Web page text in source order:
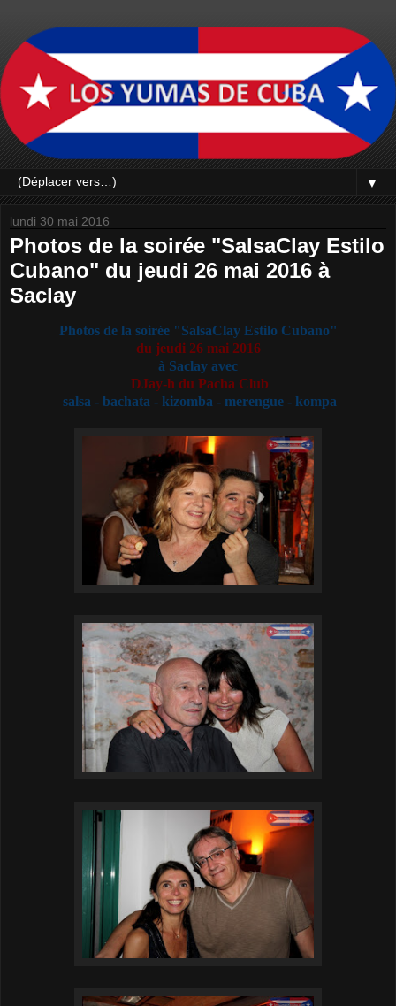
▼
lundi 30 mai 2016
Photos de la soirée "SalsaClay Estilo
Cubano" du jeudi 26 mai 2016 à
Saclay
Photos de la soirée "SalsaClay Estilo Cubano"
du jeudi 26 mai 2016
à Saclay avec
DJay-h du Pacha Club
salsa - bachata - kizomba - merengue - kompa